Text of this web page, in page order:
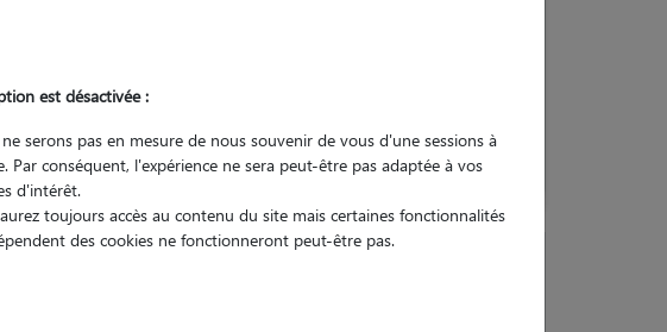
est désactivée :
serons pas en mesure de nous souvenir de vous d'une sessions à
Par conséquent, l'expérience ne sera peut-être pas adaptée à vos
d'intérêt.
toujours accès au contenu du site mais certaines fonctionnalités
des cookies ne fonctionneront peut-être pas.